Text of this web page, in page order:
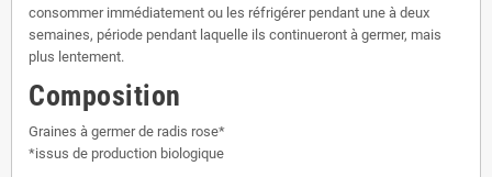
consommer immédiatement ou les réfrigérer pendant une à deux
semaines, période pendant laquelle ils continueront à germer, mais
plus lentement.
Composition
Graines à germer de radis rose*
*issus de production biologique